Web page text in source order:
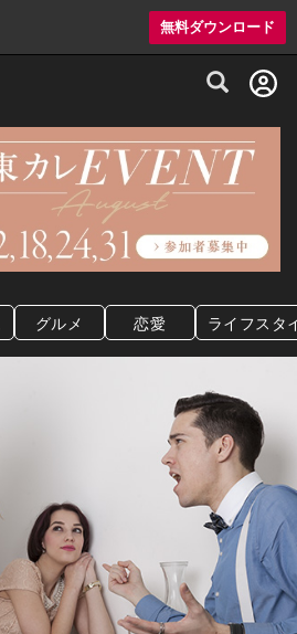
無料ダウンロード
グルメ情報・プレミアムレストラン予約
グルメ 恋愛 ライフスタ